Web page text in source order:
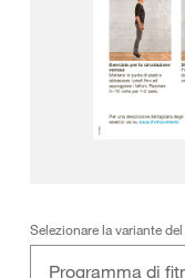
Selezionare la variante
Programma di